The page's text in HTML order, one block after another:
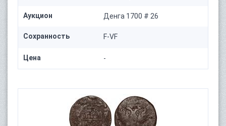
Аукцион Денга 1700 # 26
Сохранность F-VF
Цена -